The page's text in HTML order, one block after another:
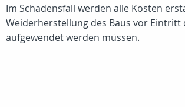
Im Schadensfall werden alle Kosten
Weiderherstellung des Baus vor Eintritt
aufgewendet werden müssen.